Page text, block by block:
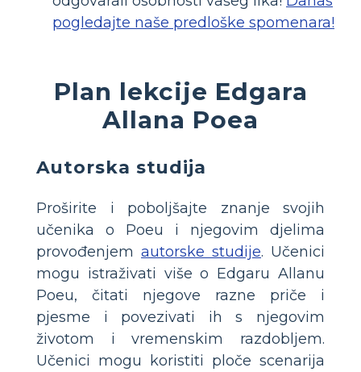
pogledajte naše predloške spomenara!
Plan lekcije Edgara
Allana Poea
Autorska studija
Proširite i poboljšajte znanje svojih
učenika o Poeu i njegovim djelima
provođenjem autorske studije. Učenici
mogu istraživati ​​više o Edgaru Allanu
Poeu, čitati njegove razne priče i
pjesme i povezivati ​​ih s njegovim
životom i vremenskim razdobljem.
Učenici mogu koristiti ploče scenarija